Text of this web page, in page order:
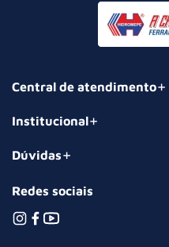
Central de atendimento
Institucional
Dúvidas
Redes sociais